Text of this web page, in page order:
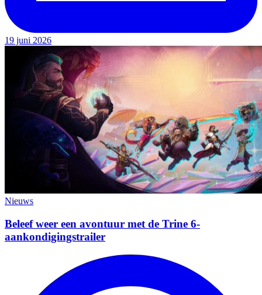
19 juni 2026
Nieuws
Beleef weer een avontuur met de Trine 6-
aankondigingstrailer